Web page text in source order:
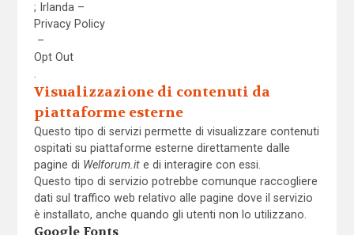
; Irlanda –
Privacy Policy
–
Opt Out
Visualizzazione di contenuti da
piattaforme esterne
Questo tipo di servizi permette di visualizzare contenuti
ospitati su piattaforme esterne direttamente dalle
pagine di Welforum.ite di interagire con essi.
Questo tipo di servizio potrebbe comunque raccogliere
dati sul traffico web relativo alle pagine dove il servizio
è installato, anche quando gli utenti non lo utilizzano.